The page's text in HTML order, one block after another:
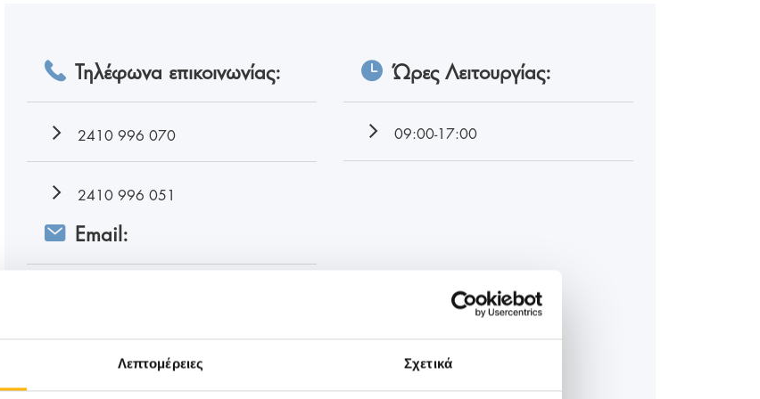
Λεπτομέρειες Σχετικά
Τηλέφωνα επικοινωνίας:
2410 996 070
2410 996 051
Ώρες Λειτουργίας:
09:00-17:00
Email:
Κλείστε Ραντεβού